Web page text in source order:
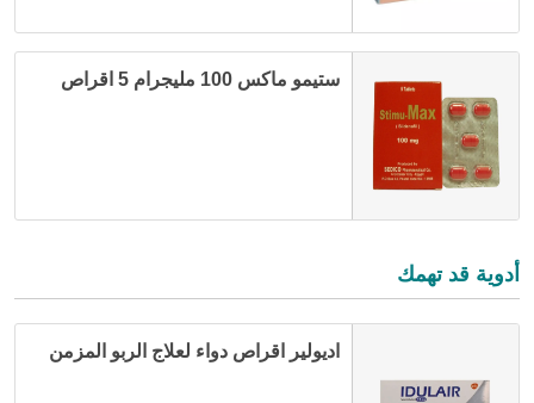
ستيمو ماكس 100 مليجرام 5 اقراص
أدوية قد تهمك
اديولير اقراص دواء لعلاج الربو المزمن